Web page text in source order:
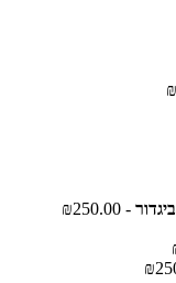
- ₪250.00